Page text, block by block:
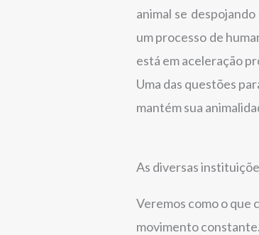
animal se
um processo de
está em aceleração
Uma das questões
mantém sua
As diversas
Veremos como o que
movimento